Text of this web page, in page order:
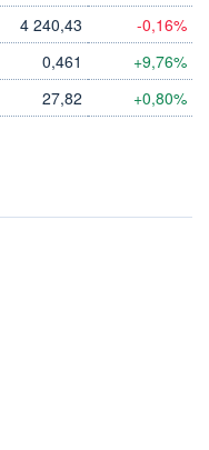
4 240,43 -0,16%
0,461 +9,76%
27,82 +0,80%